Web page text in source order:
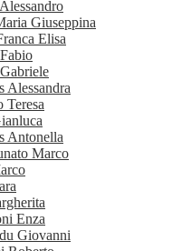
Giuseppina
Elisa
Alessandra
Teresa
Antonella
Marco
Enza
Giovanni